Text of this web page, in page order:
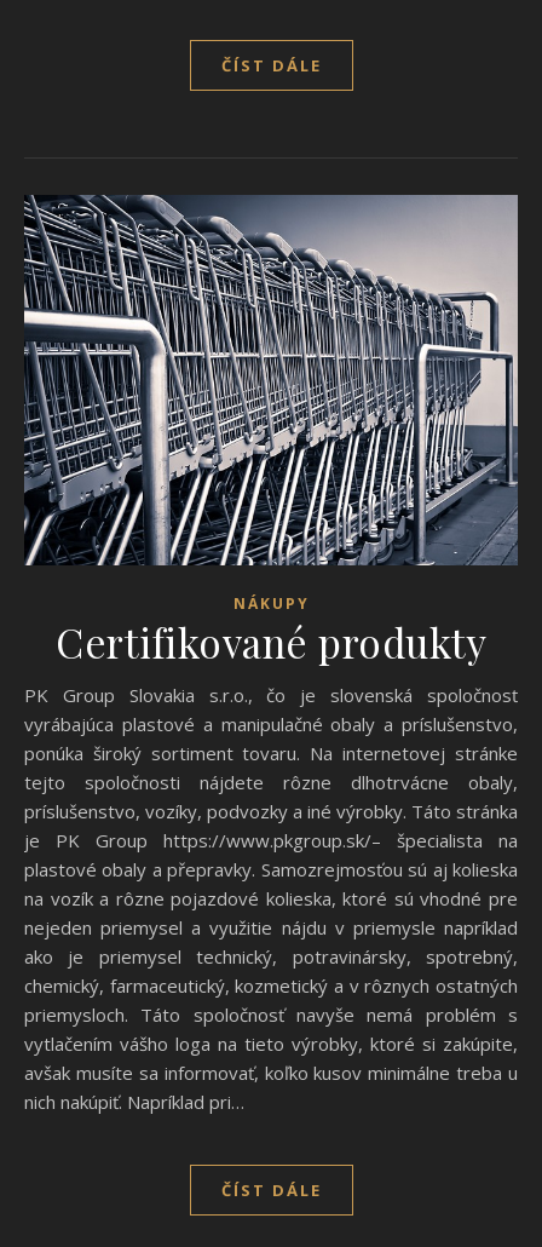
ČÍST DÁLE
NÁKUPY
Certifikované produkty
PK Group Slovakia s.r.o., čo je slovenská spoločnosť
vyrábajúca plastové a manipulačné obaly a príslušenstvo,
ponúka široký sortiment tovaru. Na internetovej stránke
tejto spoločnosti nájdete rôzne dlhotrvácne obaly,
príslušenstvo, vozíky, podvozky a iné výrobky. Táto stránka
je PK Group https://www.pkgroup.sk/– špecialista na
plastové obaly a přepravky. Samozrejmosťou sú aj kolieska
na vozík a rôzne pojazdové kolieska, ktoré sú vhodné pre
nejeden priemysel a využitie nájdu v priemysle napríklad
ako je priemysel technický, potravinársky, spotrebný,
chemický, farmaceutický, kozmetický a v rôznych ostatných
priemysloch. Táto spoločnosť navyše nemá problém s
vytlačením vášho loga na tieto výrobky, ktoré si zakúpite,
avšak musíte sa informovať, koľko kusov minimálne treba u
nich nakúpiť. Napríklad pri…
ČÍST DÁLE